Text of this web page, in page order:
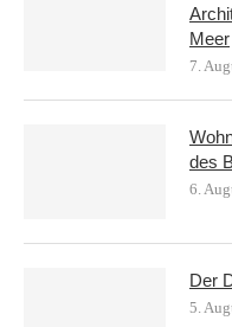
Meer
7.
des
6.
Der
5.